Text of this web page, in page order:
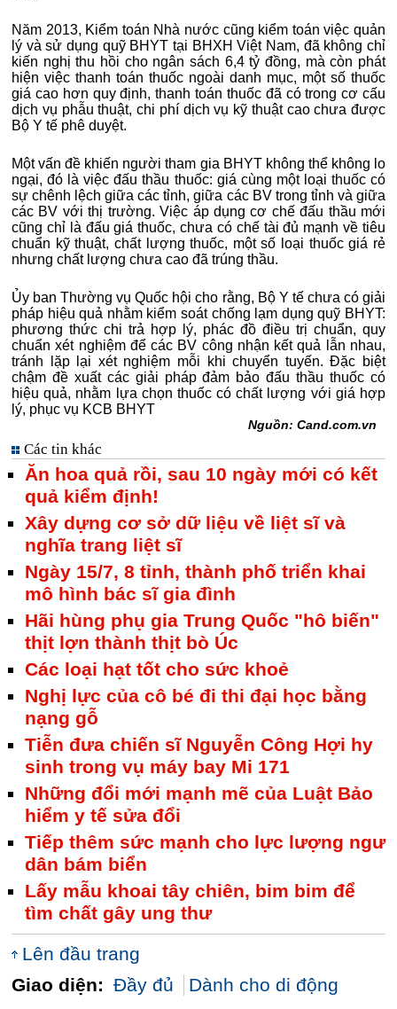
Năm 2013, Kiểm toán Nhà nước cũng kiểm toán việc quản
lý và sử dụng quỹ BHYT tại BHXH Việt Nam, đã không chỉ
kiến nghị thu hồi cho ngân sách 6,4 tỷ đồng, mà còn phát
hiện việc thanh toán thuốc ngoài danh mục, một số thuốc
giá cao hơn quy định, thanh toán thuốc đã có trong cơ cấu
dịch vụ phẫu thuật, chi phí dịch vụ kỹ thuật cao chưa được
Bộ Y tế phê duyệt.
Một vấn đề khiến người tham gia BHYT không thể không lo
ngại, đó là việc đấu thầu thuốc: giá cùng một loại thuốc có
sự chênh lệch giữa các tỉnh, giữa các BV trong tỉnh và giữa
các BV với thị trường. Việc áp dụng cơ chế đấu thầu mới
cũng chỉ là đấu giá thuốc, chưa có chế tài đủ mạnh về tiêu
chuẩn kỹ thuật, chất lượng thuốc, một số loại thuốc giá rẻ
nhưng chất lượng chưa cao đã trúng thầu.
Ủy ban Thường vụ Quốc hội cho rằng, Bộ Y tế chưa có giải
pháp hiệu quả nhằm kiểm soát chống lạm dụng quỹ BHYT:
phương thức chi trả hợp lý, phác đồ điều trị chuẩn, quy
chuẩn xét nghiệm để các BV công nhận kết quả lẫn nhau,
tránh lặp lại xét nghiệm mỗi khi chuyển tuyến. Đặc biệt
chậm đề xuất các giải pháp đảm bảo đấu thầu thuốc có
hiệu quả, nhằm lựa chọn thuốc có chất lượng với giá hợp
lý, phục vụ KCB BHYT
Nguồn: Cand.com.vn
Các tin khác
Ăn hoa quả rồi, sau 10 ngày mới có kết
quả kiểm định!
Xây dựng cơ sở dữ liệu về liệt sĩ và
nghĩa trang liệt sĩ
Ngày 15/7, 8 tỉnh, thành phố triển khai
mô hình bác sĩ gia đình
Hãi hùng phụ gia Trung Quốc "hô biến"
thịt lợn thành thịt bò Úc
Các loại hạt tốt cho sức khoẻ
Nghị lực của cô bé đi thi đại học bằng
nạng gỗ
Tiễn đưa chiến sĩ Nguyễn Công Hợi hy
sinh trong vụ máy bay Mi 171
Những đổi mới mạnh mẽ của Luật Bảo
hiểm y tế sửa đổi
Tiếp thêm sức mạnh cho lực lượng ngư
dân bám biển
Lấy mẫu khoai tây chiên, bim bim để
tìm chất gây ung thư
Lên đầu trang
Giao diện: Đầy đủ Dành cho di động